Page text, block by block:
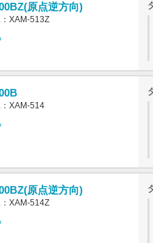
原点逆方向)
XAM-513Z
XAM-514
原点逆方向)
XAM-514Z